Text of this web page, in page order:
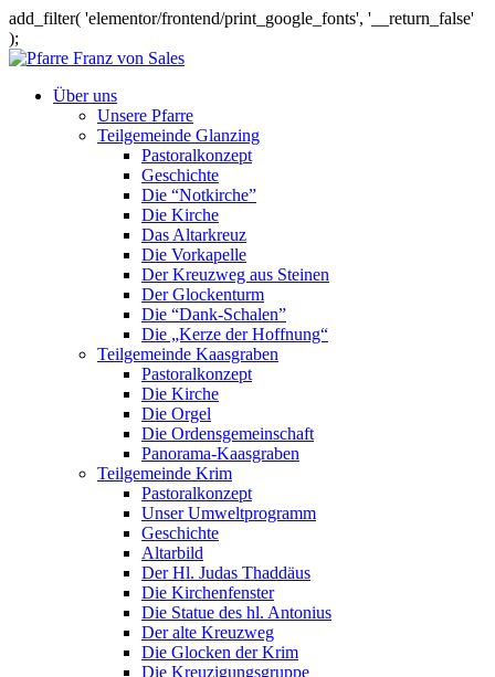
add_filter( 'elementor/frontend/print_google_fonts', '__return_false'
);
Über uns
Unsere Pfarre
Teilgemeinde Glanzing
Pastoralkonzept
Geschichte
Die “Notkirche”
Die Kirche
Das Altarkreuz
Die Vorkapelle
Der Kreuzweg aus Steinen
Der Glockenturm
Die “Dank-Schalen”
Die „Kerze der Hoffnung“
Teilgemeinde Kaasgraben
Pastoralkonzept
Die Kirche
Die Orgel
Die Ordensgemeinschaft
Panorama-Kaasgraben
Teilgemeinde Krim
Pastoralkonzept
Unser Umweltprogramm
Geschichte
Altarbild
Der Hl. Judas Thaddäus
Die Kirchenfenster
Die Statue des hl. Antonius
Der alte Kreuzweg
Die Glocken der Krim
Die Kreuzigungsgruppe